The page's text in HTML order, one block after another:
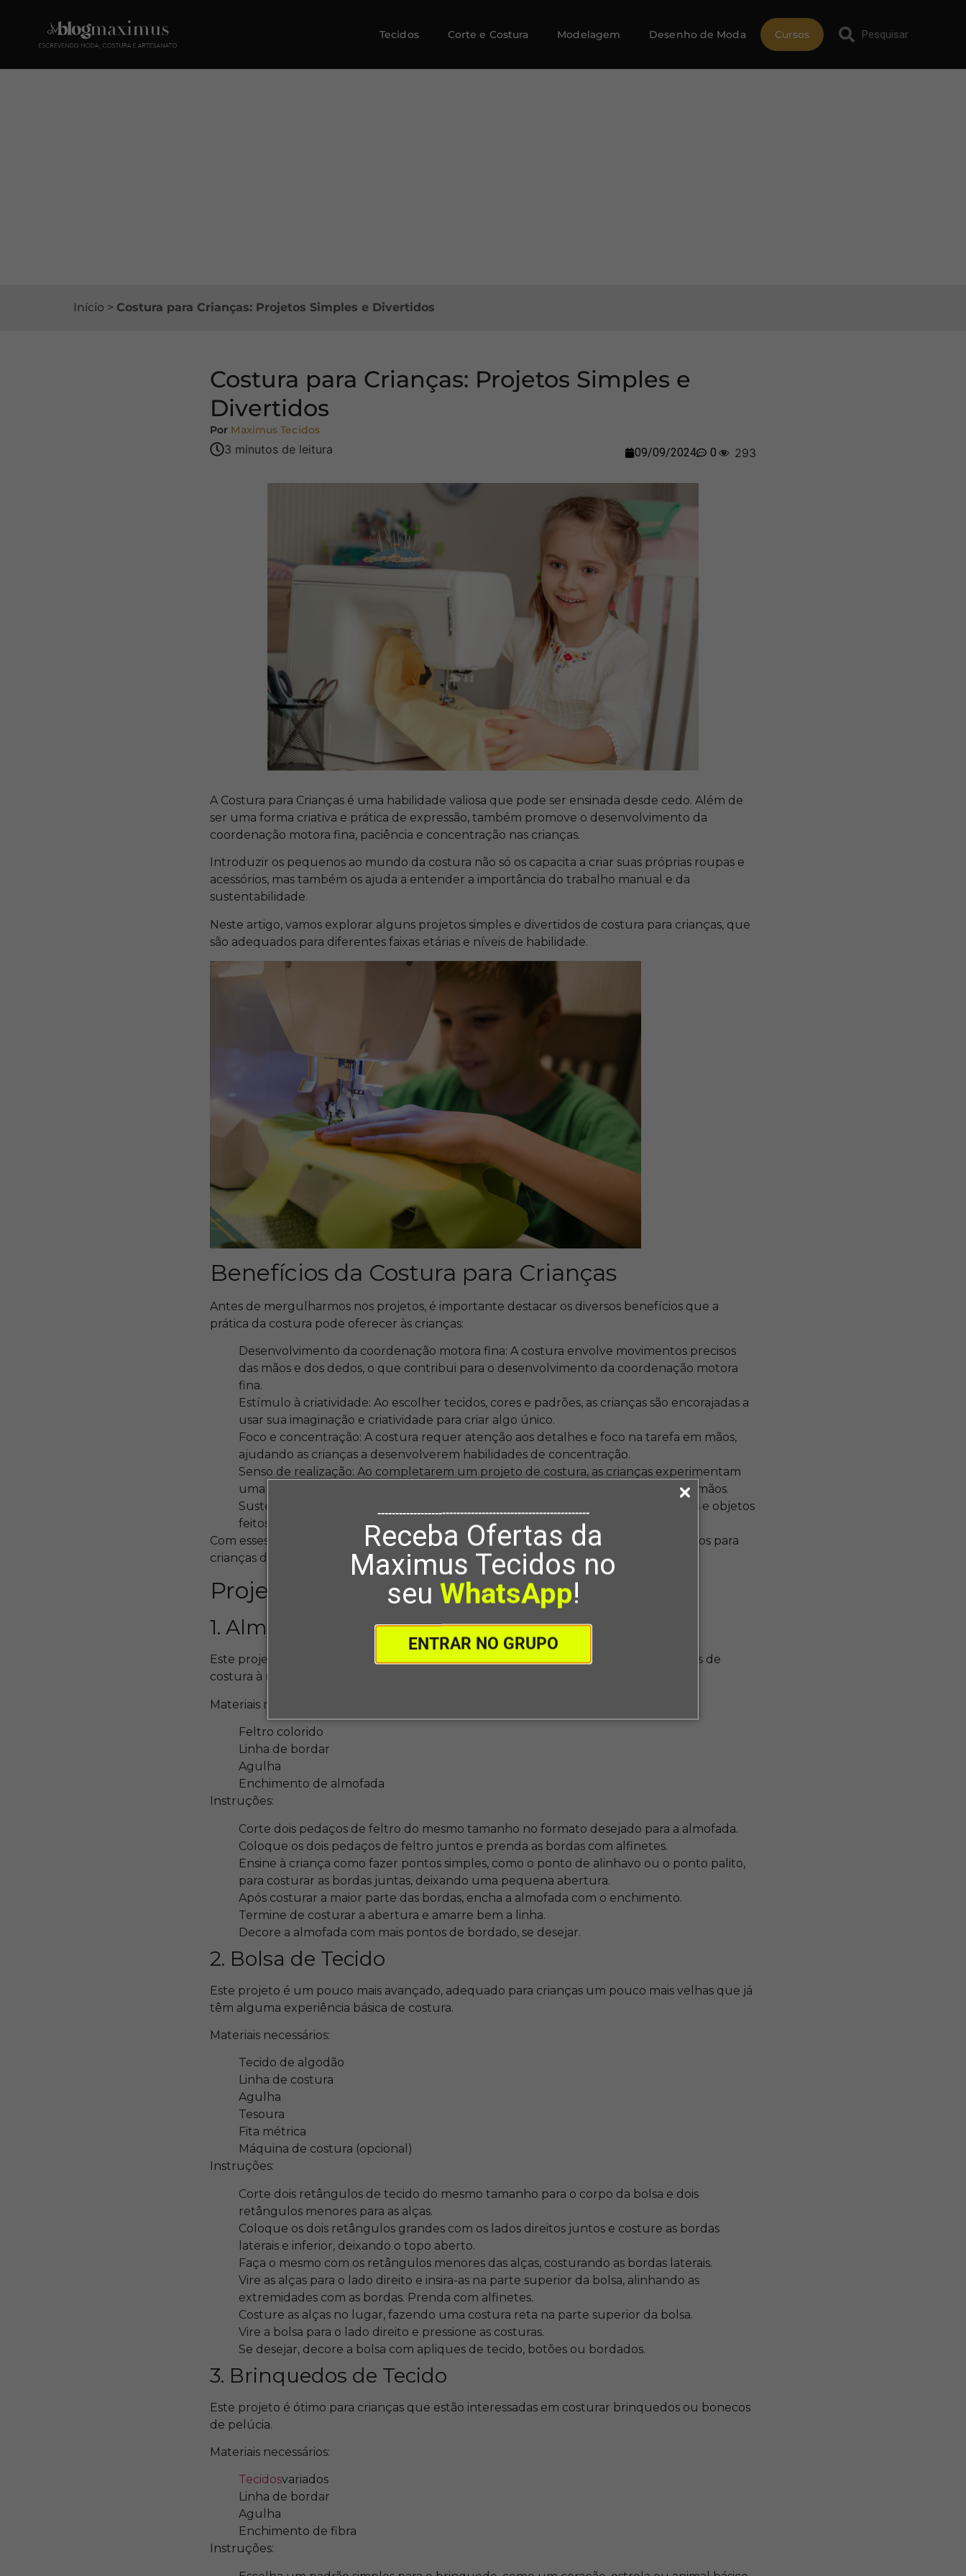
-----------------------------------------------------------
Receba Ofertas da
Maximus Tecidos no
seu WhatsApp!
ENTRAR NO GRUPO
Tecidos Corte e Costura Modelagem Desenho de Moda Cursos
Início > Costura para Crianças: Projetos Simples e Divertidos
Costura para Crianças: Projetos Simples e
Divertidos
Por Maximus Tecidos
09/09/2024 0 293
A Costura para Crianças é uma habilidade valiosa que pode ser ensinada desde cedo. Além de
ser uma forma criativa e prática de expressão, também promove o desenvolvimento da
coordenação motora fina, paciência e concentração nas crianças.
Introduzir os pequenos ao mundo da costura não só os capacita a criar suas próprias roupas e
acessórios, mas também os ajuda a entender a importância do trabalho manual e da
sustentabilidade.
Neste artigo, vamos explorar alguns projetos simples e divertidos de costura para crianças, que
são adequados para diferentes faixas etárias e níveis de habilidade.
Benefícios da Costura para Crianças
Antes de mergulharmos nos projetos, é importante destacar os diversos benefícios que a
prática da costura pode oferecer às crianças:
Desenvolvimento da coordenação motora fina: A costura envolve movimentos precisos
das mãos e dos dedos, o que contribui para o desenvolvimento da coordenação motora
fina.
Estímulo à criatividade: Ao escolher tecidos, cores e padrões, as crianças são encorajadas a
usar sua imaginação e criatividade para criar algo único.
Foco e concentração: A costura requer atenção aos detalhes e foco na tarefa em mãos,
ajudando as crianças a desenvolverem habilidades de concentração.
Senso de realização: Ao completarem um projeto de costura, as crianças experimentam
uma sensação de realização e orgulho por terem criado algo com suas próprias mãos.
Sustentabilidade: Aprender a costurar incentiva as crianças a valorizarem roupas e objetos
feitos à mão, promovendo um estilo de vida mais sustentável e consciente.
Com esses benefícios em mente, vamos explorar alguns projetos de costura adequados para
crianças de diferentes idades.
Projetos Simples e Divertidos
1. Almofada de Feltro
Este projeto é perfeito para crianças pequenas, pois requer apenas habilidades básicas de
costura à mão e é seguro para elas manusearem agulhas e alfinetes de feltro.
Materiais necessários:
Feltro colorido
Linha de bordar
Agulha
Enchimento de almofada
Instruções:
Corte dois pedaços de feltro do mesmo tamanho no formato desejado para a almofada.
Coloque os dois pedaços de feltro juntos e prenda as bordas com alfinetes.
Ensine à criança como fazer pontos simples, como o ponto de alinhavo ou o ponto palito,
para costurar as bordas juntas, deixando uma pequena abertura.
Após costurar a maior parte das bordas, encha a almofada com o enchimento.
Termine de costurar a abertura e amarre bem a linha.
Decore a almofada com mais pontos de bordado, se desejar.
2. Bolsa de Tecido
Este projeto é um pouco mais avançado, adequado para crianças um pouco mais velhas que já
têm alguma experiência básica de costura.
Materiais necessários:
Tecido de algodão
Linha de costura
Agulha
Tesoura
Fita métrica
Máquina de costura (opcional)
Instruções:
Corte dois retângulos de tecido do mesmo tamanho para o corpo da bolsa e dois
retângulos menores para as alças.
Coloque os dois retângulos grandes com os lados direitos juntos e costure as bordas
laterais e inferior, deixando o topo aberto.
Faça o mesmo com os retângulos menores das alças, costurando as bordas laterais.
Vire as alças para o lado direito e insira-as na parte superior da bolsa, alinhando as
extremidades com as bordas. Prenda com alfinetes.
Costure as alças no lugar, fazendo uma costura reta na parte superior da bolsa.
Vire a bolsa para o lado direito e pressione as costuras.
Se desejar, decore a bolsa com apliques de tecido, botões ou bordados.
3. Brinquedos de Tecido
Este projeto é ótimo para crianças que estão interessadas em costurar brinquedos ou bonecos
de pelúcia.
Materiais necessários:
Tecidosvariados
Linha de bordar
Agulha
Enchimento de fibra
Instruções: